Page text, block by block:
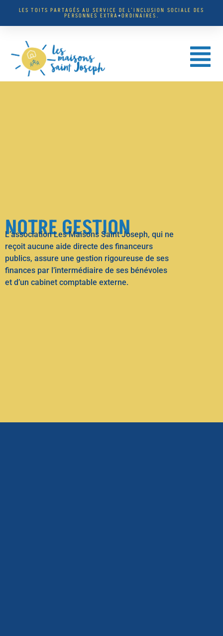
LES TOITS PARTAGÉS AU SERVICE DE L’INCLUSION SOCIALE DES
PERSONNES EXTRA+ORDINAIRES.
NOTRE GESTION
L’association Les Maisons Saint Joseph, qui ne
reçoit aucune aide directe des financeurs
publics, assure une gestion rigoureuse de ses
finances par l’intermédiaire de ses bénévoles
et d’un cabinet comptable externe.